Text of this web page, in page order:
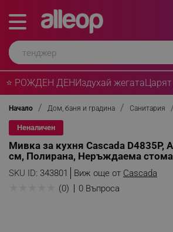
⭐ РОЖДЕН ДЕНИздухай жегата
Начало Дом, баня и градина Санитария
Неналичен
Мивка за кухня Cascada D4835P,
см, Полирана, Неръждаема
SKU ID: 343801 Виж още от Cascada
(0) 0 Въпроса